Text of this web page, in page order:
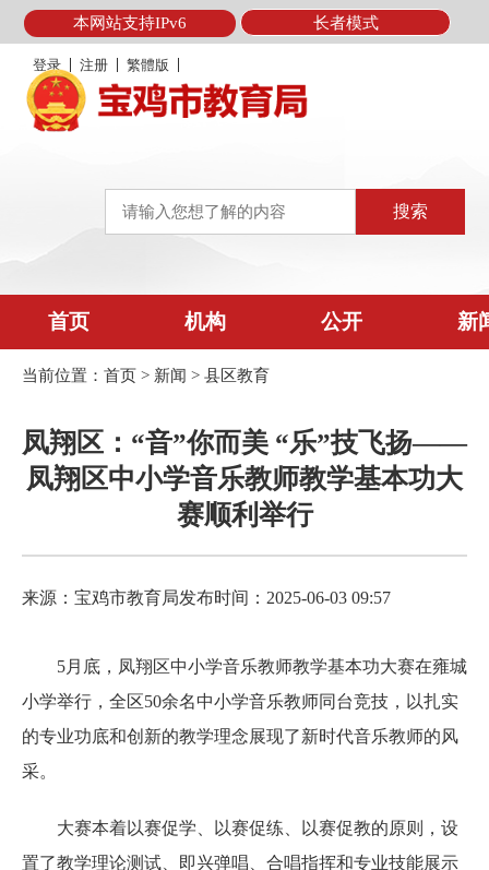
本网站支持IPv6 长者模式
登录 注册 繁體版
首页 机构 公开 新
当前位置： 首页 > 新闻 > 县区教育
凤翔区：“音”你而美 “乐”技飞扬——
凤翔区中小学音乐教师教学基本功大
赛顺利举行
来源：宝鸡市教育局发布时间：2025-06-03 09:57
5月底，凤翔区中小学音乐教师教学基本功大赛在雍城
小学举行，全区50余名中小学音乐教师同台竞技，以扎实
的专业功底和创新的教学理念展现了新时代音乐教师的风
采。
大赛本着以赛促学、以赛促练、以赛促教的原则，设
置了教学理论测试、即兴弹唱、合唱指挥和专业技能展示